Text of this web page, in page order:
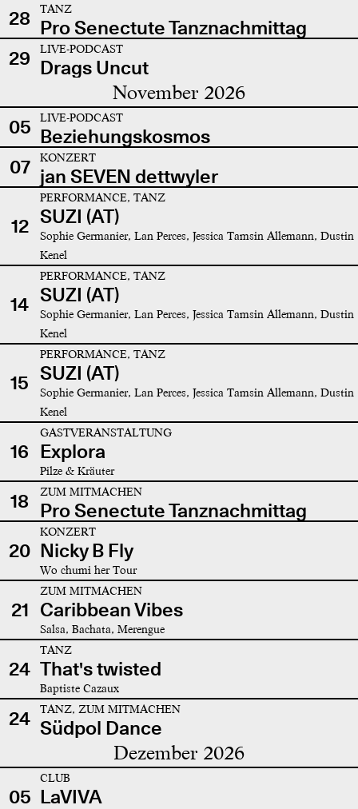
28
TANZ
Pro Senectute Tanznachmittag
29
LIVE-PODCAST
Drags Uncut
November 2026
05 LIVE-PODCAST
Beziehungskosmos
07
KONZERT
jan SEVEN dettwyler
12
PERFORMANCE, TANZ
SUZI (AT)
Sophie Germanier, Lan Perces, Jessica Tamsin Allemann, Dustin
Kenel
14
PERFORMANCE, TANZ
SUZI (AT)
Sophie Germanier, Lan Perces, Jessica Tamsin Allemann, Dustin
Kenel
15
PERFORMANCE, TANZ
SUZI (AT)
Sophie Germanier, Lan Perces, Jessica Tamsin Allemann, Dustin
Kenel
16
GASTVERANSTALTUNG
Explora
Pilze & Kräuter
18 ZUM MITMACHEN
Pro Senectute Tanznachmittag
20
KONZERT
Nicky B Fly
Wo chumi her Tour
21
ZUM MITMACHEN
Caribbean Vibes
Salsa, Bachata, Merengue
24
TANZ
That's twisted
Baptiste Cazaux
24 TANZ, ZUM MITMACHEN
Südpol Dance
Dezember 2026
05
CLUB
LaVIVA